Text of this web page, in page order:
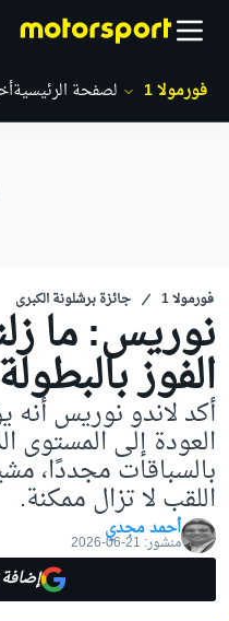
فورمولا 1 الصفحة الرئيسية
فورمولا 1 جائزة برشلونة الكبرى
نوريس: ما
الفوز
أكد لاندو نوريس
العودة إلى المستوى
بالسباقات مجددًا،
اللقب لا تزال ممكنة.
أحمد مجدي
منشور: 21-06-2026